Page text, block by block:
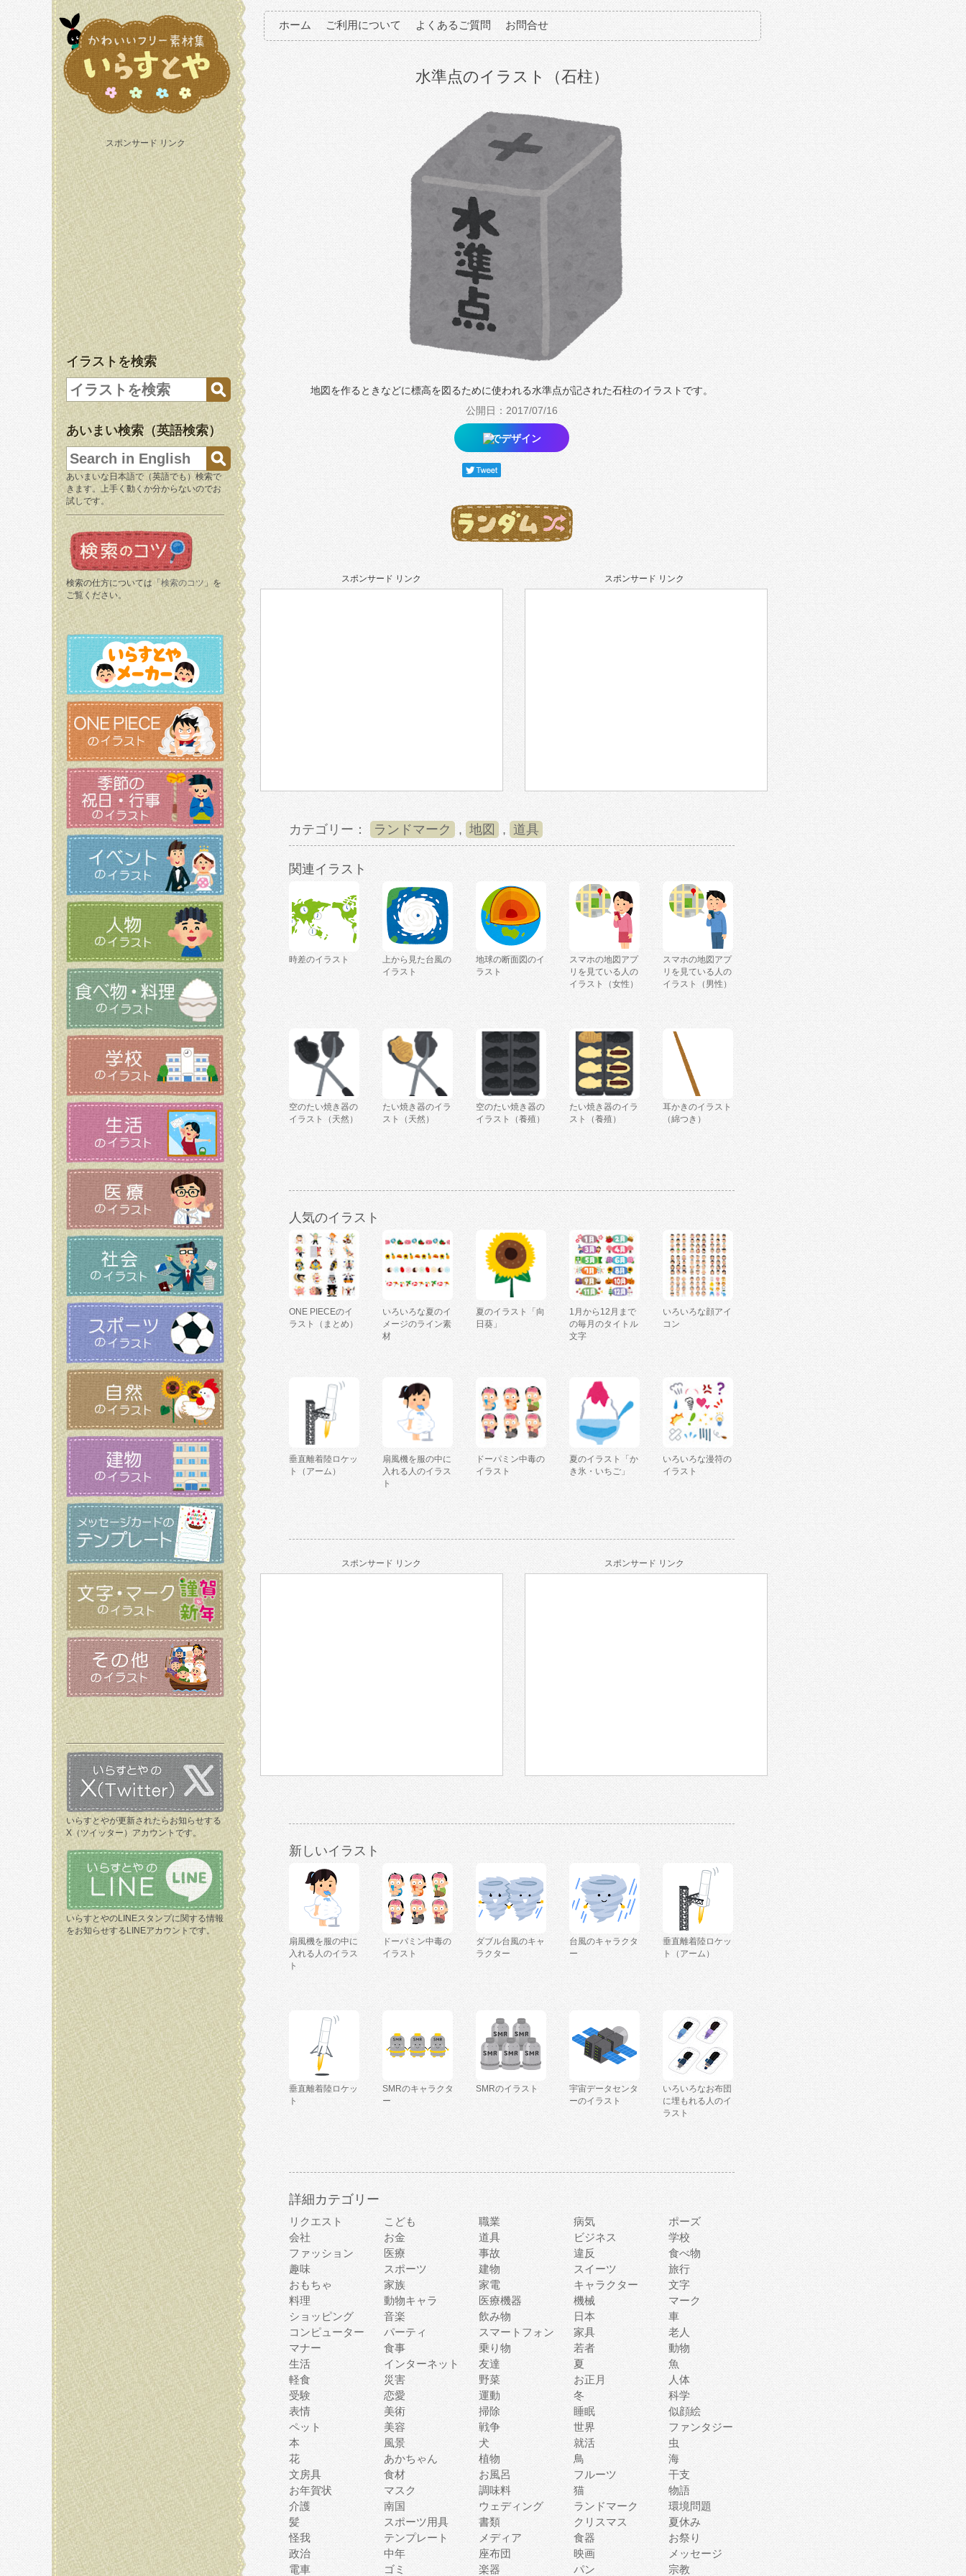
スポンサード リンク
イラストを検索
あいまい検索（英語検索）
あいまいな日本語で（英語でも）検索で
きます。上手く動くか分からないのでお
試しです。
検索の仕方については「 検索のコツ 」を
ご覧ください。
いらすとやが更新されたらお知らせする
X（ツイッター）アカウントです。
いらすとやのLINEスタンプに関する情報
をお知らせするLINEアカウントです。
ホーム ご利用について よくあるご質問 お問合せ
水準点のイラスト（石柱）
地図を作るときなどに標高を図るために使われる水準点が記された石柱のイラストです。
公開日：2017/07/16
でデザイン
スポンサード リンク スポンサード リンク
カテゴリー： ランドマーク , 地図 , 道具
関連イラスト
時差のイラスト
上から見た台風の
イラスト
地球の断面図のイ
ラスト
スマホの地図アプ
リを見ている人の
イラスト（女性）
スマホの地図アプ
リを見ている人の
イラスト（男性）
空のたい焼き器の
イラスト（天然）
たい焼き器のイラ
スト（天然）
空のたい焼き器の
イラスト（養殖）
たい焼き器のイラ
スト（養殖）
耳かきのイラスト
（綿つき）
人気のイラスト
ONE PIECEのイ
ラスト（まとめ）
いろいろな夏のイ
メージのライン素
材
夏のイラスト「向
日葵」
1月から12月まで
の毎月のタイトル
文字
いろいろな顔アイ
コン
垂直離着陸ロケッ
ト（アーム）
扇風機を服の中に
入れる人のイラス
ト
ドーパミン中毒の
イラスト
夏のイラスト「か
き氷・いちご」
いろいろな漫符の
イラスト
スポンサード リンク スポンサード リンク
新しいイラスト
扇風機を服の中に
入れる人のイラス
ト
ドーパミン中毒の
イラスト
ダブル台風のキャ
ラクター
台風のキャラクタ
ー
垂直離着陸ロケッ
ト（アーム）
垂直離着陸ロケッ
ト
SMRのキャラクタ
ー
SMRのイラスト
宇宙データセンタ
ーのイラスト
いろいろなお布団
に埋もれる人のイ
ラスト
詳細カテゴリー
リクエスト こども 職業 病気
ポーズ
会社
お金 道具 ビジネス
学校
ファッション
医療 事故 違反
食べ物
趣味
スポーツ 建物 スイーツ
旅行
おもちゃ
家族 家電 キャラクター
文字
料理
動物キャラ 医療機器 機械
マーク
ショッピング
音楽 飲み物 日本
車
コンピューター
パーティ スマートフォン 家具
老人
マナー
食事 乗り物 若者
動物
生活
インターネット 友達 夏
魚
軽食
災害 野菜 お正月
人体
受験
恋愛 運動 冬
科学
表情
美術 掃除 睡眠
似顔絵
ペット
美容 戦争 世界
ファンタジー
本
風景 犬 就活
虫
花
あかちゃん 植物 鳥
海
文房具
食材 お風呂 フルーツ
干支
お年賀状
マスク 調味料 猫
物語
介護
南国 ウェディング ランドマーク
環境問題
髪
スポーツ用具 書類 クリスマス
夏休み
怪我
テンプレート メディア 食器
お祭り
政治
中年 座布団 映画
メッセージ
電車
ゴミ 楽器 パン 宗教